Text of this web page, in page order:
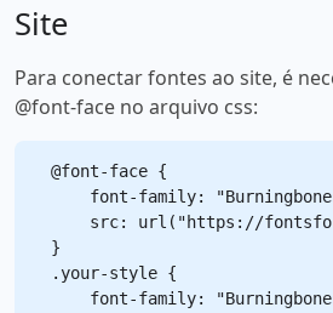
Site
Para conectar fontes ao site, é
@font-face no arquivo css:
@font-face {
font-family:
src: url("https://
}
.your-style {
font-family: